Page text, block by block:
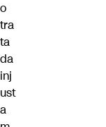
o
tra
ta
da
inj
ust
a